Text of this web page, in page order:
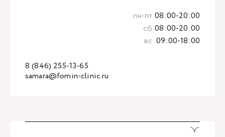
samara@fomin-clinic.ru
8 (846) 255-13-65
пн-пт 08:00-20:00
сб 08:00-20:00
вс 09:00-18:00